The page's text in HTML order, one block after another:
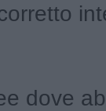
dove